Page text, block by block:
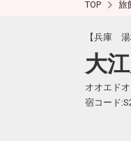
TOP 旅
【兵庫 湯
大
オオエド
宿コード